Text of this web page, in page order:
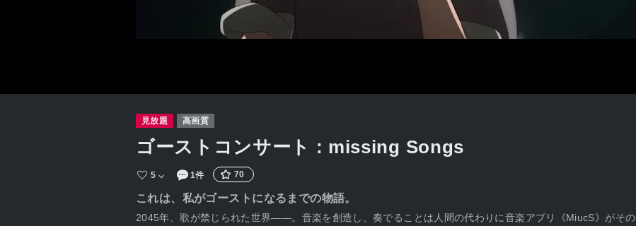
見放題 高画質
ゴーストコンサート : missing Songs
5 1件 70
これは、私がゴーストになるまでの物語。
2045年、歌が禁じられた世界――。音楽を創造し、奏でることは人間の代わりに音楽アプリ《MiucS》がそ